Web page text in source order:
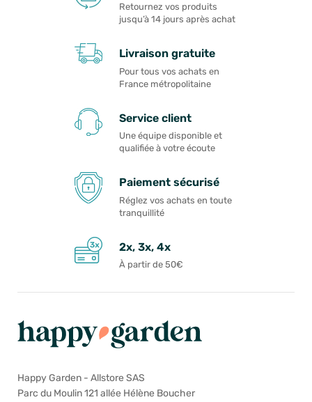
Retournez vos produits
jusqu’à 14 jours après achat
Livraison gratuite
Pour tous vos achats en
France métropolitaine
Service client
Une équipe disponible et
qualifiée à votre écoute
Paiement sécurisé
Réglez vos achats en toute
tranquillité
2x, 3x, 4x
À partir de 50€
Happy Garden - Allstore SAS
Parc du Moulin 121 allée Hélène Boucher